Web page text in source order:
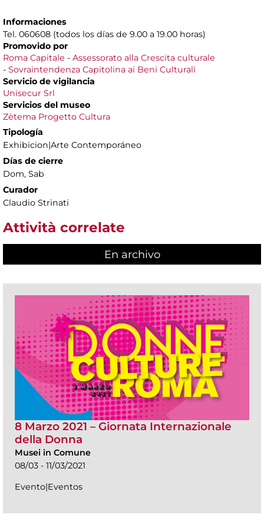
Informaciones
Tel. 060608 (todos los días de 9.00 a 19.00 horas)
Promovido por
Roma Capitale - Assessorato alla Crescita culturale
- Sovraintendenza Capitolina ai Beni Culturali
Servicio de vigilancia
Unisecur Srl
Servicios del museo
Zètema Progetto Cultura
Tipología
Exhibicion|Arte Contemporáneo
Días de cierre
Dom, Sab
Curador
Claudio Strinati
Attività correlate
En archivo
8 Marzo 2021 – Giornata Internazionale
della Donna
Musei in Comune
08/03 - 11/03/2021
Evento|Eventos